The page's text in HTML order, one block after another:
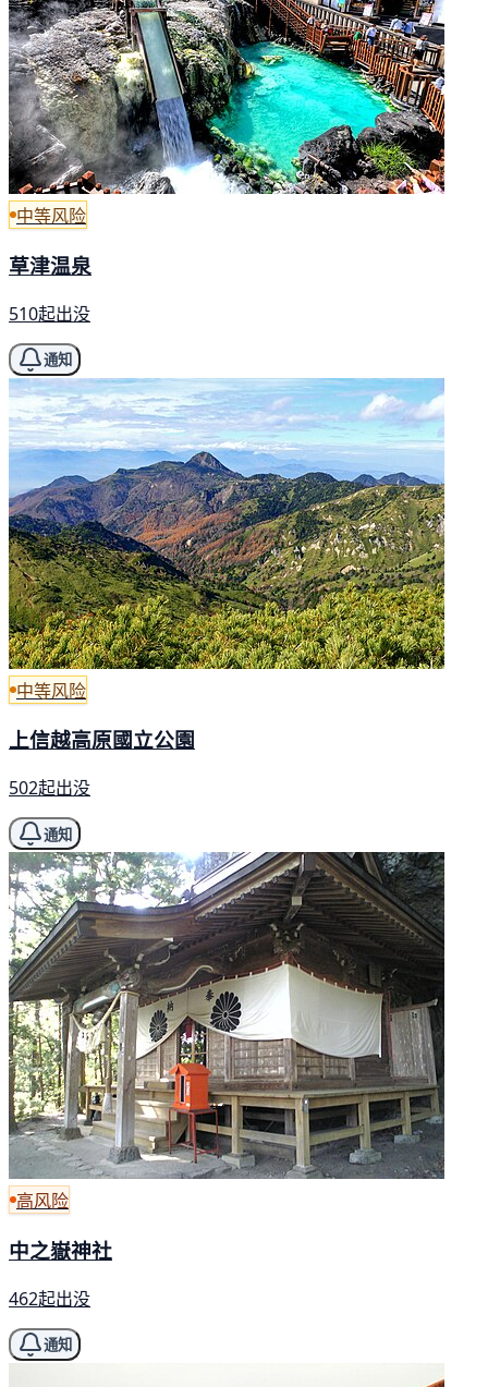
中等风险
草津温泉
510起出没
通知
中等风险
上信越高原國立公園
502起出没
通知
高风险
中之嶽神社
462起出没
通知